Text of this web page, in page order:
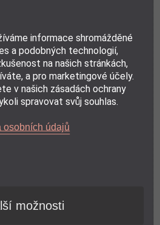
(1 = špatná, 5 = vynikající)
★
★
★
reCAPTCHA a Google, platí
informace shromážděné
a podobných technologií,
na našich stránkách,
a pro marketingové účely.
v našich zásadách ochrany
spravovat svůj souhlas.
osobních údajů
možnosti